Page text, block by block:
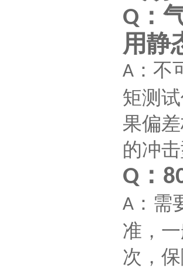
Q ：
用静
A：不
矩测
果偏
的冲
Q ：
A：需
准，
次，